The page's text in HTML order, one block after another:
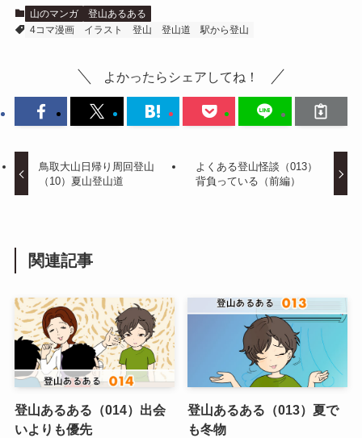
山のマンガ
登山あるある
4コマ漫画
イラスト 登山 登山道 駅から登山
よかったらシェアしてね！
鳥取大山日帰り周回登山
（10）夏山登山道
よくある登山怪談（013）
背負っている（前編）
関連記事
登山あるある（014）出会
いよりも優先
登山あるある（013）夏で
も冬物